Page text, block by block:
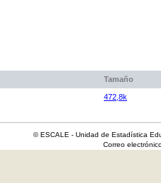
Tamaño
472,8k
© ESCALE - Unidad de Estadística
Correo